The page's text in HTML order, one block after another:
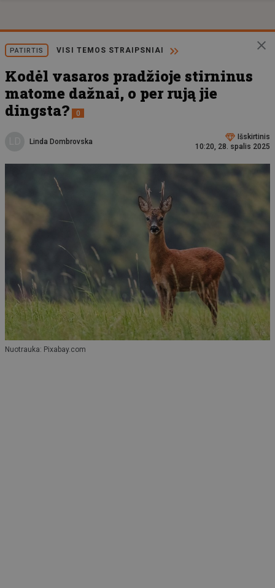
PATIRTIS VISI TEMOS STRAIPSNIAI
Kodėl vasaros pradžioje stirninus
matome dažnai, o per rują jie
dingsta?
0
Linda Dombrovska
Išskirtinis
10:20, 28. spalis 2025
Nuotrauka: Pixabay.com